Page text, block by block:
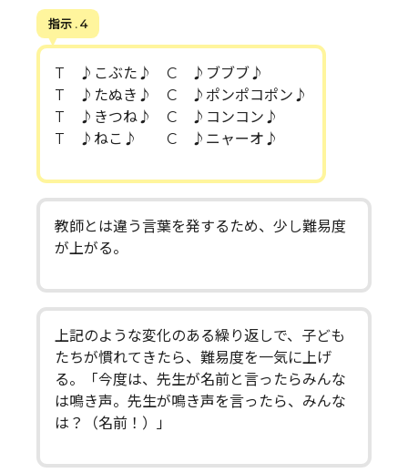
指示 . 4
T ♪こぶた♪ C ♪ブブブ♪
T ♪たぬき♪ C ♪ポンポコポン♪
T ♪きつね♪ C ♪コンコン♪
T ♪ねこ♪ C ♪ニャーオ♪
教師とは違う言葉を発するため、少し難易度
が上がる。
上記のような変化のある繰り返しで、子ども
たちが慣れてきたら、難易度を一気に上げ
る。「今度は、先生が名前と言ったらみんな
は鳴き声。先生が鳴き声を言ったら、みんな
は？（名前！）」